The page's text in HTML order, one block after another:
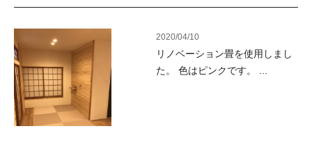
2020/04/10
リノベーション畳を使用しまし
た。 色はピンクです。 ...